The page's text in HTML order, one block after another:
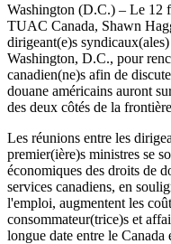
Washington (D.C.) – Le 12
TUAC Canada, Shawn
dirigeant(e)s
Washington, D.C., pour
canadien(ne)s afin de
douane américains auront
des deux côtés de la
Les réunions entre les
premier(ière)s ministres se
économiques des droits de
services canadiens, en
l'emploi, augmentent les
consommateur(trice)s et
longue date entre le Canada